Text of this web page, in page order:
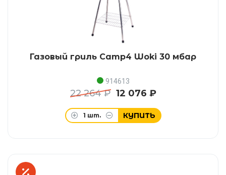
Газовый гриль Camp4 Woki 30 мбар
914613
22 264 ₽ 12 076 ₽
1 шт. КУПИТЬ